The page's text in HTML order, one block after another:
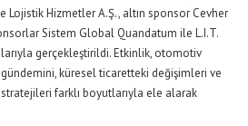
Lojistik Hizmetler A.Ş., altın sponsor Cevher
Sistem Global Quandatum ile L.I.T.
gerçekleştirildi. Etkinlik, otomotiv
küresel ticaretteki değişimleri ve
farklı boyutlarıyla ele alarak